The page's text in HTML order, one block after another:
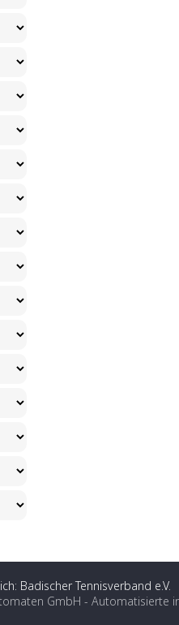
Badischer Tennisverband e.V.
GmbH - Automatisierte